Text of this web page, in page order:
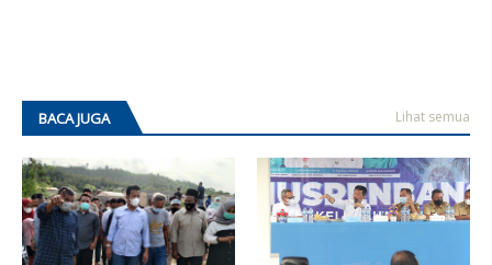
BACA JUGA Lihat semua